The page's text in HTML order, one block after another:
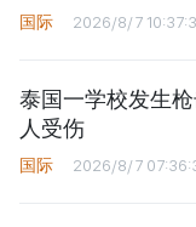
国际 2026/8/7
泰国一学校发生
人受伤
国际 2026/8/7